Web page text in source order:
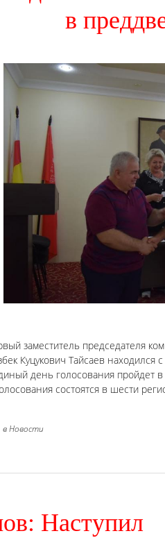
в
заместитель председателя
Куцукович Тайсаев
день голосования пройдет
состоятся в шести
вНовости
Наступил